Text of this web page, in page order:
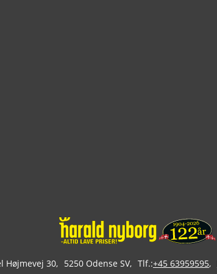
Højmevej 30 5250 Odense SV Tlf.:+45 63959595